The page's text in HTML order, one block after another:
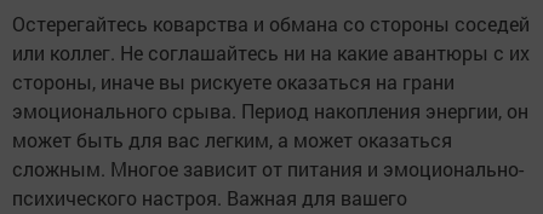
Остерегайтесь коварства и обмана со стороны соседей
или коллег. Не соглашайтесь ни на какие авантюры с их
стороны, иначе вы рискуете оказаться на грани
эмоционального срыва. Период накопления энергии, он
может быть для вас легким, а может оказаться
сложным. Многое зависит от питания и эмоционально-
психического настроя. Важная для вашего